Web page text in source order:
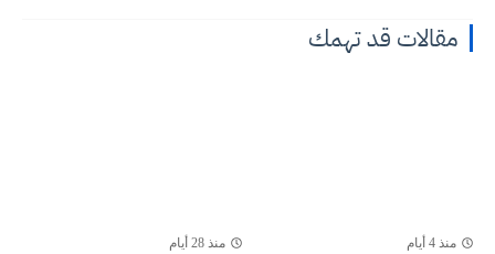
مقالات قد تهمك
منذ 4 أيام منذ 28 أيام